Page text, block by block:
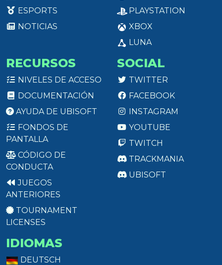
ESPORTS
NOTICIAS
PLAYSTATION
XBOX
LUNA
RECURSOS
NIVELES DE ACCESO
DOCUMENTACIÓN
AYUDA DE UBISOFT
FONDOS DE
PANTALLA
CÓDIGO DE
CONDUCTA
JUEGOS
ANTERIORES
TOURNAMENT
LICENSES
SOCIAL
TWITTER
FACEBOOK
INSTAGRAM
YOUTUBE
TWITCH
TRACKMANIA
UBISOFT
IDIOMAS
DEUTSCH